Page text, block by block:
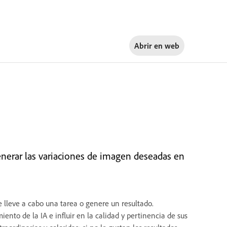
Abrir en web
las variaciones de imagen deseadas en
a cabo una tarea o genere un resultado.
de la IA e influir en la calidad y pertinencia de sus